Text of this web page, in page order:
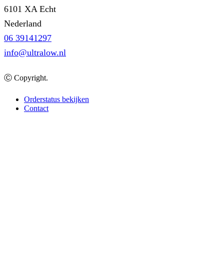
6101 XA Echt
Nederland
06 39141297
info@ultralow.nl
Ⓒ Copyright.
Orderstatus bekijken
Contact